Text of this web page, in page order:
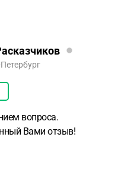
вопроса.
Вами отзыв!